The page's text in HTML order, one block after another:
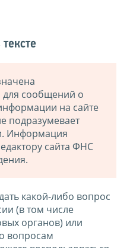
для сообщений о
на сайте
подразумевает
Информация
сайта ФНС
какой-либо вопрос
(в том числе
органов) или
вопросам